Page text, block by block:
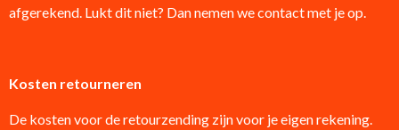
afgerekend. Lukt dit niet? Dan nemen we contact met je op.
Kosten retourneren
De kosten voor de retourzending zijn voor je eigen rekening.